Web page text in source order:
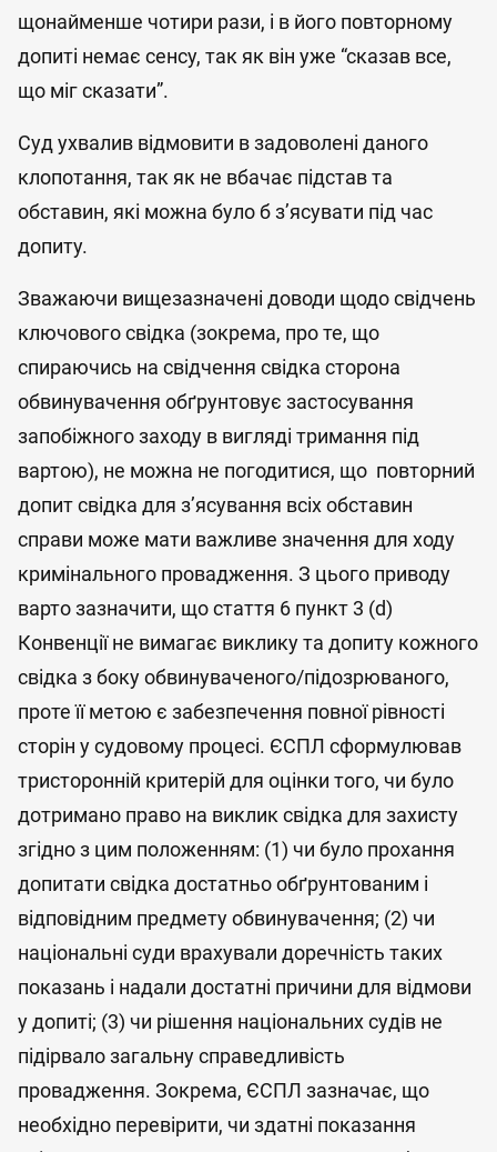
щонайменше чотири рази, і в його повторному
допиті немає сенсу, так як він уже “сказав все,
що міг сказати”.
Суд ухвалив відмовити в задоволені даного
клопотання, так як не вбачає підстав та
обставин, які можна було б з’ясувати під час
допиту.
Зважаючи вищезазначені доводи щодо свідчень
ключового свідка (зокрема, про те, що
спираючись на свідчення свідка сторона
обвинувачення обґрунтовує застосування
запобіжного заходу в вигляді тримання під
вартою), не можна не погодитися, що повторний
допит свідка для з’ясування всіх обставин
справи може мати важливе значення для ходу
кримінального провадження. З цього приводу
варто зазначити, що стаття 6 пункт 3 (d)
Конвенції не вимагає виклику та допиту кожного
свідка з боку обвинуваченого/підозрюваного,
проте її метою є забезпечення повної рівності
сторін у судовому процесі. ЄСПЛ сформулював
тристоронній критерій для оцінки того, чи було
дотримано право на виклик свідка для захисту
згідно з цим положенням: (1) чи було прохання
допитати свідка достатньо обґрунтованим і
відповідним предмету обвинувачення; (2) чи
національні суди врахували доречність таких
показань і надали достатні причини для відмови
у допиті; (3) чи рішення національних судів не
підірвало загальну справедливість
провадження. Зокрема, ЄСПЛ зазначає, що
необхідно перевірити, чи здатні показання